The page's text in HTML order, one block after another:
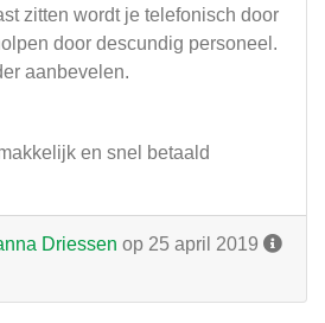
zitten wordt je telefonisch door
door descundig personeel.
aanbevelen.
en snel betaald
Driessen op 25 april 2019